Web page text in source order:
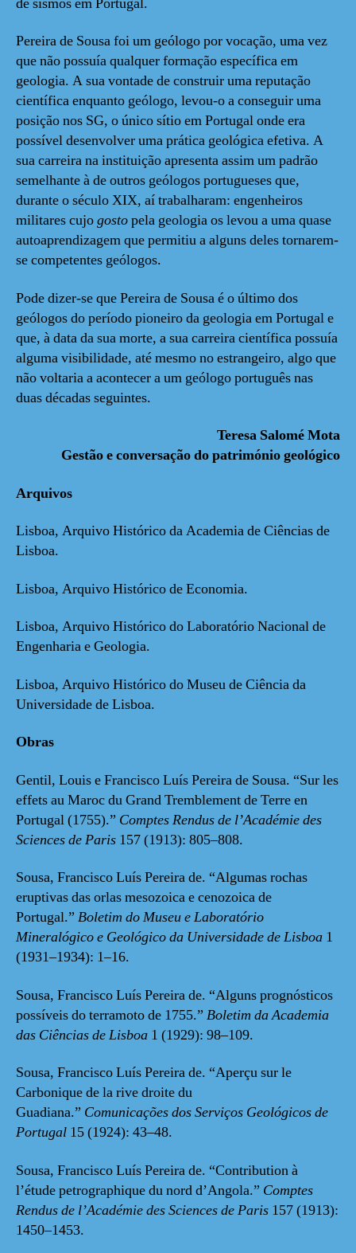
Pereira de Sousa foi um geólogo por vocação, uma vez
que não possuía qualquer formação específica em
geologia. A sua vontade de construir uma reputação
científica enquanto geólogo, levou-o a conseguir uma
posição nos SG, o único sítio em Portugal onde era
possível desenvolver uma prática geológica efetiva. A
sua carreira na instituição apresenta assim um padrão
semelhante à de outros geólogos portugueses que,
durante o século XIX, aí trabalharam: engenheiros
militares cujogostopela geologia os levou a uma quase
autoaprendizagem que permitiu a alguns deles tornarem-
se competentes geólogos.
Pode dizer-se que Pereira de Sousa é o último dos
geólogos do período pioneiro da geologia em Portugal e
que, à data da sua morte, a sua carreira científica possuía
alguma visibilidade, até mesmo no estrangeiro, algo que
não voltaria a acontecer a um geólogo português nas
duas décadas seguintes.
Teresa Salomé Mota
Gestão e conversação do património geológico
Arquivos
Lisboa, Arquivo Histórico da Academia de Ciências de
Lisboa.
Lisboa, Arquivo Histórico de Economia.
Lisboa, Arquivo Histórico do Laboratório Nacional de
Engenharia e Geologia.
Lisboa, Arquivo Histórico do Museu de Ciência da
Universidade de Lisboa.
Obras
Gentil, Louis e Francisco Luís Pereira de Sousa. “Sur les
effets au Maroc du Grand Tremblement de Terre en
Portugal (1755).” Comptes Rendus de l’Académie des
Sciences de Paris 157 (1913): 805–808.
Sousa, Francisco Luís Pereira de. “Algumas rochas
eruptivas das orlas mesozoica e cenozoica de
Portugal.” Boletim do Museu e Laboratório
Mineralógico e Geológico da Universidade de Lisboa 1
(1931–1934): 1–16.
Sousa, Francisco Luís Pereira de. “Alguns prognósticos
possíveis do terramoto de 1755.” Boletim da Academia
das Ciências de Lisboa 1 (1929): 98–109.
Sousa, Francisco Luís Pereira de. “Aperçu sur le
Carbonique de la rive droite du
Guadiana.” Comunicações dos Serviços Geológicos de
Portugal 15 (1924): 43–48.
Sousa, Francisco Luís Pereira de. “Contribution à
l’étude petrographique du nord d’Angola.” Comptes
Rendus de l’Académie des Sciences de Paris 157 (1913):
1450–1453.